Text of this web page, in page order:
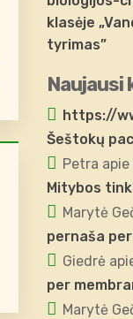
klasėje
tyrimas”
Naujausi
https://
Šeštokų
Petra apie
Mitybos
Marytė
pernaša
Giedrė
per
Marytė